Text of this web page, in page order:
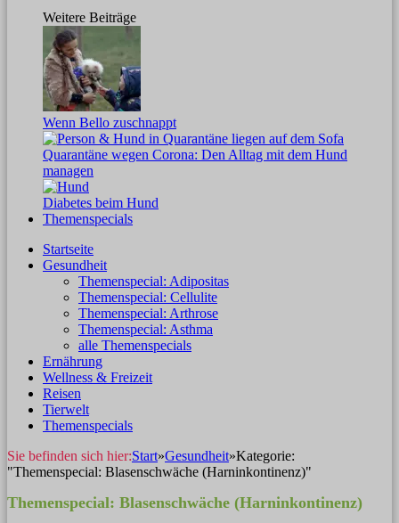
Weitere Beiträge
Wenn Bello zuschnappt
Quarantäne wegen Corona: Den Alltag mit dem Hund
managen
Diabetes beim Hund
Themenspecials
Startseite
Gesundheit
Themenspecial: Adipositas
Themenspecial: Cellulite
Themenspecial: Arthrose
Themenspecial: Asthma
alle Themenspecials
Ernährung
Wellness & Freizeit
Reisen
Tierwelt
Themenspecials
Sie befinden sich hier:Start»Gesundheit»Kategorie:
"Themenspecial: Blasenschwäche (Harninkontinenz)"
Themenspecial: Blasenschwäche (Harninkontinenz)